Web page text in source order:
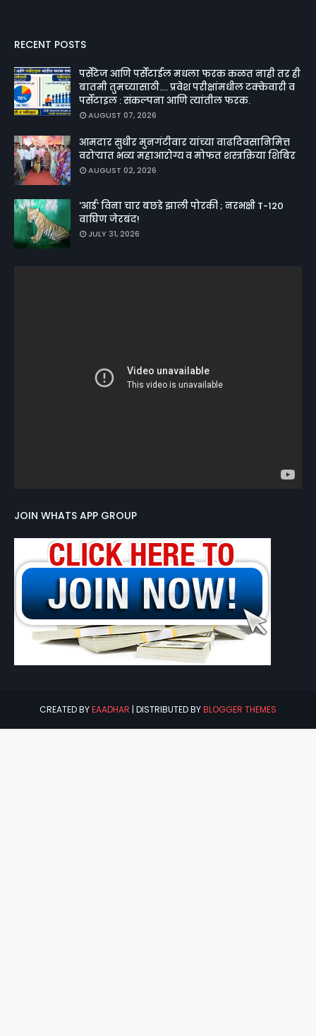
RECENT POSTS
पर्सेंटेज आणि पर्सेंटाईल मधला फरक कळत नाही तर ही
बातमी तुमच्यासाठी.... प्रवेश परीक्षांमधील टक्केवारी व
पर्सेटाइल : संकल्पना आणि त्यांतील फरक.
AUGUST 07, 2026
आमदार सुधीर मुनगंटीवार यांच्या वाढदिवसानिमित्त
वरोऱ्यात भव्य महाआरोग्य व मोफत शस्त्रक्रिया शिबिर
AUGUST 02, 2026
'आई' विना चार बछडे झाली पोरकी ; नरभक्षी T-120
वाघिण जेरबंद!
JULY 31, 2026
JOIN WHATS APP GROUP
CREATED BYEAADHAR | DISTRIBUTED BYBLOGGER THEMES